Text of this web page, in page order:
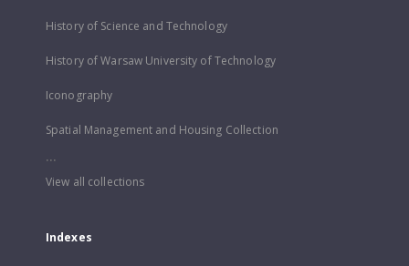
History of Science and Technology
History of Warsaw University of Technology
Iconography
Spatial Management and Housing Collection
...
View all collections
Indexes